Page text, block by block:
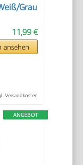
Grau
11,99 €
ansehen
Versandkosten
ANGEBOT